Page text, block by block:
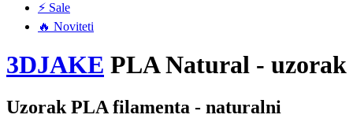
⚡ Sale
🔥 Noviteti
3DJAKE PLA Natural - uzorak
Uzorak PLA filamenta - naturalni